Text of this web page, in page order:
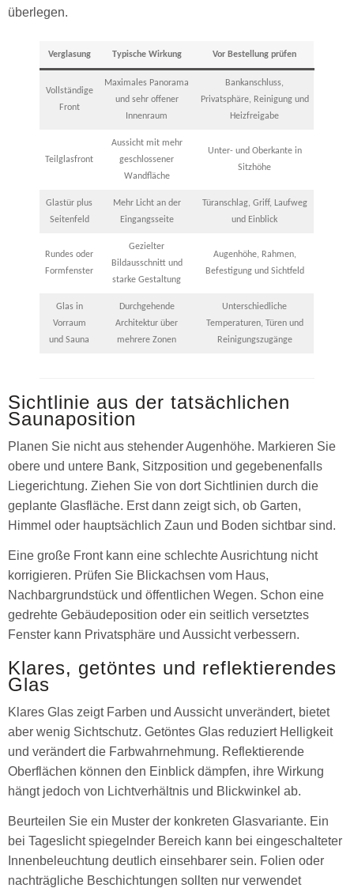
überlegen.
Verglasung Typische Wirkung Vor Bestellung prüfen
Vollständige
Front
Maximales Panorama
und sehr offener
Innenraum
Bankanschluss,
Privatsphäre, Reinigung und
Heizfreigabe
Teilglasfront
Aussicht mit mehr
geschlossener
Wandfläche
Unter- und Oberkante in
Sitzhöhe
Glastür plus
Seitenfeld
Mehr Licht an der
Eingangsseite
Türanschlag, Griff, Laufweg
und Einblick
Rundes oder
Formfenster
Gezielter
Bildausschnitt und
starke Gestaltung
Augenhöhe, Rahmen,
Befestigung und Sichtfeld
Glas in
Vorraum
und Sauna
Durchgehende
Architektur über
mehrere Zonen
Unterschiedliche
Temperaturen, Türen und
Reinigungszugänge
Sichtlinie aus der tatsächlichen
Saunaposition
Planen Sie nicht aus stehender Augenhöhe. Markieren Sie
obere und untere Bank, Sitzposition und gegebenenfalls
Liegerichtung. Ziehen Sie von dort Sichtlinien durch die
geplante Glasfläche. Erst dann zeigt sich, ob Garten,
Himmel oder hauptsächlich Zaun und Boden sichtbar sind.
Eine große Front kann eine schlechte Ausrichtung nicht
korrigieren. Prüfen Sie Blickachsen vom Haus,
Nachbargrundstück und öffentlichen Wegen. Schon eine
gedrehte Gebäudeposition oder ein seitlich versetztes
Fenster kann Privatsphäre und Aussicht verbessern.
Klares, getöntes und reflektierendes
Glas
Klares Glas zeigt Farben und Aussicht unverändert, bietet
aber wenig Sichtschutz. Getöntes Glas reduziert Helligkeit
und verändert die Farbwahrnehmung. Reflektierende
Oberflächen können den Einblick dämpfen, ihre Wirkung
hängt jedoch von Lichtverhältnis und Blickwinkel ab.
Beurteilen Sie ein Muster der konkreten Glasvariante. Ein
bei Tageslicht spiegelnder Bereich kann bei eingeschalteter
Innenbeleuchtung deutlich einsehbarer sein. Folien oder
nachträgliche Beschichtungen sollten nur verwendet